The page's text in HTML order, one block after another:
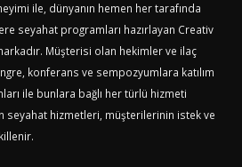
ile, dünyanın hemen her tarafında
seyahat programları hazırlayan Creativ
Müşterisi olan hekimler ve ilaç
konferans ve sempozyumlara katılım
ile bunlara bağlı her türlü hizmeti
seyahat hizmetleri, müşterilerinin istek ve